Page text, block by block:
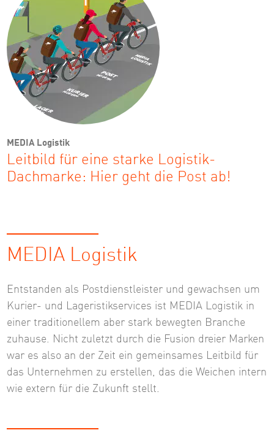
MEDIA Logistik
Leitbild für eine starke Logistik-
Dachmarke: Hier geht die Post ab!
MEDIA Logistik
Entstanden als Postdienstleister und gewachsen um
Kurier- und Lageristikservices ist MEDIA Logistik in
einer traditionellem aber stark bewegten Branche
zuhause. Nicht zuletzt durch die Fusion dreier Marken
war es also an der Zeit ein gemeinsames Leitbild für
das Unternehmen zu erstellen, das die Weichen intern
wie extern für die Zukunft stellt.